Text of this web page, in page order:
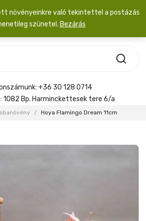
Menyasszonyi csokor
+36 30 128 0714
1082 Bp. Harminckettesek tere 6/a
/ Hoya Flamingo Dream 11cm
növényeinkre való tekintettel a postázás
szünetel. Bezárás